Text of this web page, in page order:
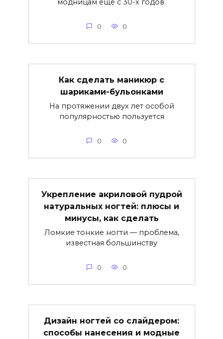
модницам еще с 30-х годов.
0 0
Как сделать маникюр с
шариками-бульонками
На протяжении двух лет особой
популярностью пользуется
0 0
Укрепление акриловой пудрой
натуральных ногтей: плюсы и
минусы, как сделать
Ломкие тонкие ногти — проблема,
известная большинству
0 0
Дизайн ногтей со слайдером:
способы нанесения и модные